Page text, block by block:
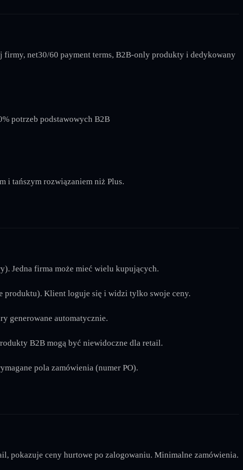
net30/60 payment terms, B2B-only produkty i dedykowany
potrzeb podstawowych B2B
i tańszym rozwiązaniem niż Plus.
Jedna firma może mieć wielu kupujących.
produktu). Klient loguje się i widzi tylko swoje ceny.
generowane automatycznie.
B2B mogą być niewidoczne dla retail.
pola zamówienia (numer PO).
pokazuje ceny hurtowe po zalogowaniu. Minimalne zamówienia.